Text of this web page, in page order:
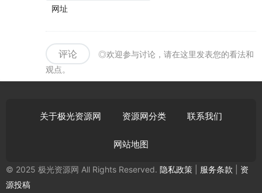
网址
评论
◎欢迎参与讨论，请在这里发表您的看法和
观点。
关于极光资源网 资源网分类 联系我们
网站地图
© 2025 极光资源网 All Rights Reserved. 隐私政策 服务条款
资
源投稿